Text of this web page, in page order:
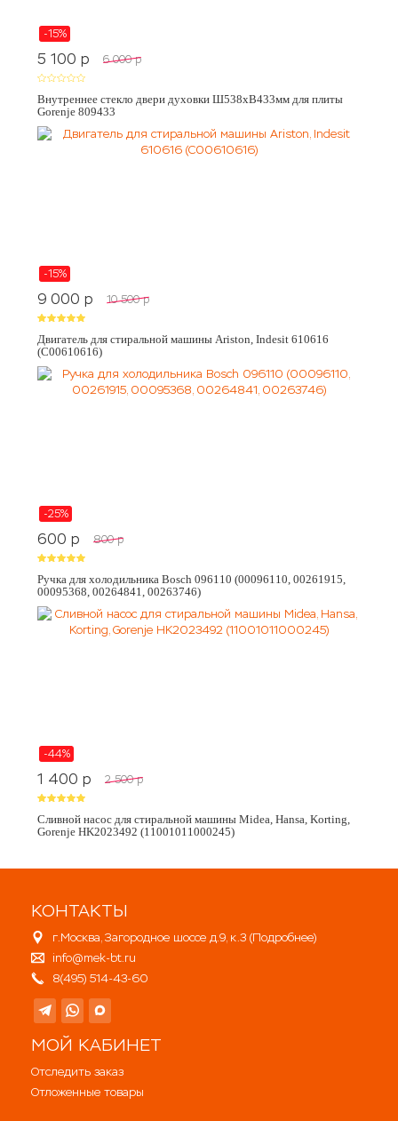
-15%
5 100 p 6 000 p
Внутреннее стекло двери духовки Ш538хВ433мм для плиты
Gorenje 809433
-15%
9 000 p 10 500 p
Двигатель для стиральной машины Ariston, Indesit 610616
(C00610616)
-25%
600 p 800 p
Ручка для холодильника Bosch 096110 (00096110, 00261915,
00095368, 00264841, 00263746)
-44%
1 400 p 2 500 p
Сливной насос для стиральной машины Midea, Hansa, Korting,
Gorenje HK2023492 (11001011000245)
КОНТАКТЫ
г.Москва, Загородное шоссе д.9, к.3 (Подробнее)
info@mek-bt.ru
8(495) 514-43-60
МОЙ КАБИНЕТ
Отследить заказ
Отложенные товары